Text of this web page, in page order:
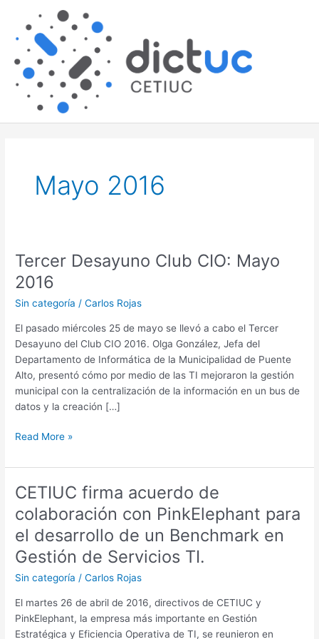
content
Mayo 2016
Tercer Desayuno Club CIO: Mayo
2016
Sin categoría /Carlos Rojas
El pasado miércoles 25 de mayo se llevó a cabo el Tercer
Desayuno del Club CIO 2016. Olga González, Jefa del
Departamento de Informática de la Municipalidad de Puente
Alto, presentó cómo por medio de las TI mejoraron la gestión
municipal con la centralización de la información en un bus de
datos y la creación […]
Tercer
Desayuno
Club
CIO:
2016
Read More »
CETIUC firma acuerdo de
colaboración con PinkElephant para
el desarrollo de un Benchmark en
Gestión de Servicios TI.
Sin categoría /Carlos Rojas
El martes 26 de abril de 2016, directivos de CETIUC y
PinkElephant, la empresa más importante en Gestión
Estratégica y Eficiencia Operativa de TI, se reunieron en
CETIUC
firma
acuerdo
de
colaboración
PinkElephant
para
el
desarrollo